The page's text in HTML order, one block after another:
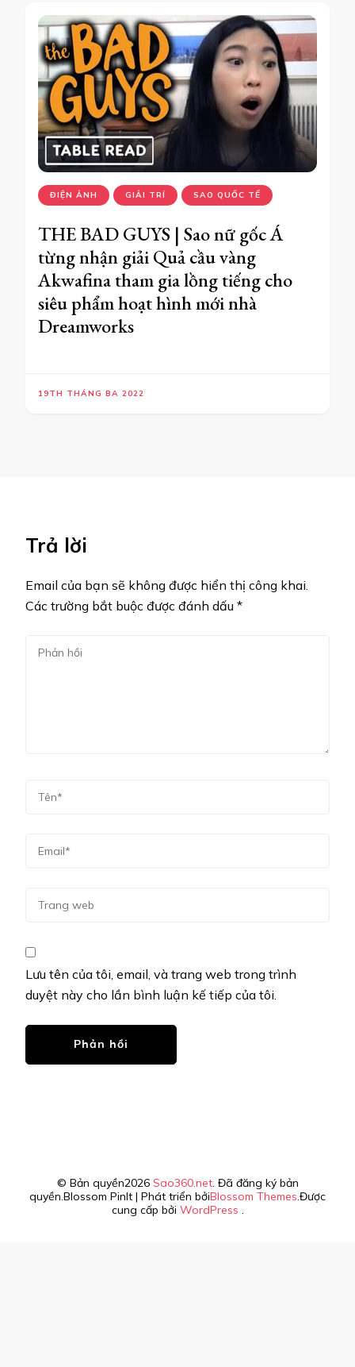
ĐIỆN ẢNH GIẢI TRÍ SAO QUỐC TẾ
THE BAD GUYS | Sao nữ gốc Á
từng nhận giải Quả cầu vàng
Akwafina tham gia lồng tiếng cho
siêu phẩm hoạt hình mới nhà
Dreamworks
19TH THÁNG BA 2022
Trả lời
Email của bạn sẽ không được hiển thị công khai.
Các trường bắt buộc được đánh dấu *
Lưu tên của tôi, email, và trang web trong trình
duyệt này cho lần bình luận kế tiếp của tôi.
© Bản quyền2026 Sao360.net. Đã đăng ký bản
quyền.Blossom PinIt | Phát triển bởiBlossom Themes.Được
cung cấp bởi WordPress .